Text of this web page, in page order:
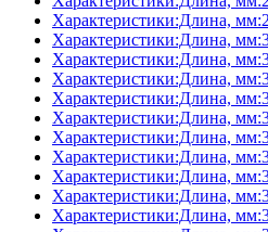
Характеристики:Длина,
Характеристики:Длина,
Характеристики:Длина,
Характеристики:Длина,
Характеристики:Длина,
Характеристики:Длина,
Характеристики:Длина,
Характеристики:Длина,
Характеристики:Длина,
Характеристики:Длина,
Характеристики:Длина,